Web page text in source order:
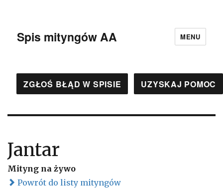
Spis mityngów AA MENU
ZGŁOŚ BŁĄD W SPISIE UZYSKAJ POMOC
Jantar
Mityng na żywo
Powrót do listy mityngów